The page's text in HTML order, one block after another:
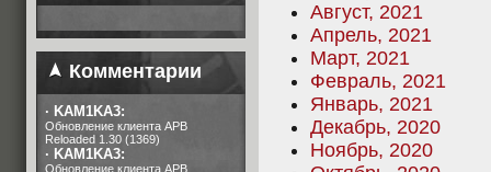
Комментарии
· KAM1KA3:
Обновление клиента APB
Reloaded 1.30 (1369)
· KAM1KA3:
Обновление клиента APB
Август, 2021
Апрель, 2021
Март, 2021
Февраль, 2021
Январь, 2021
Декабрь, 2020
Ноябрь, 2020